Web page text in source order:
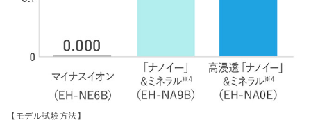
【モデル試験方法】